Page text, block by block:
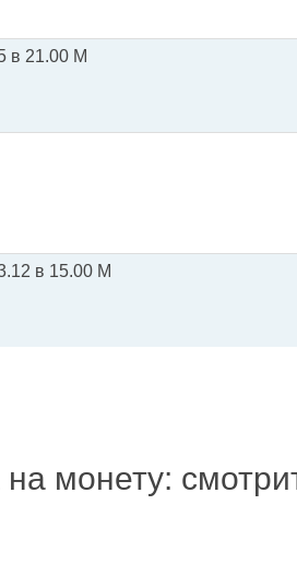
в 21.00 М
в 15.00 М
монету: